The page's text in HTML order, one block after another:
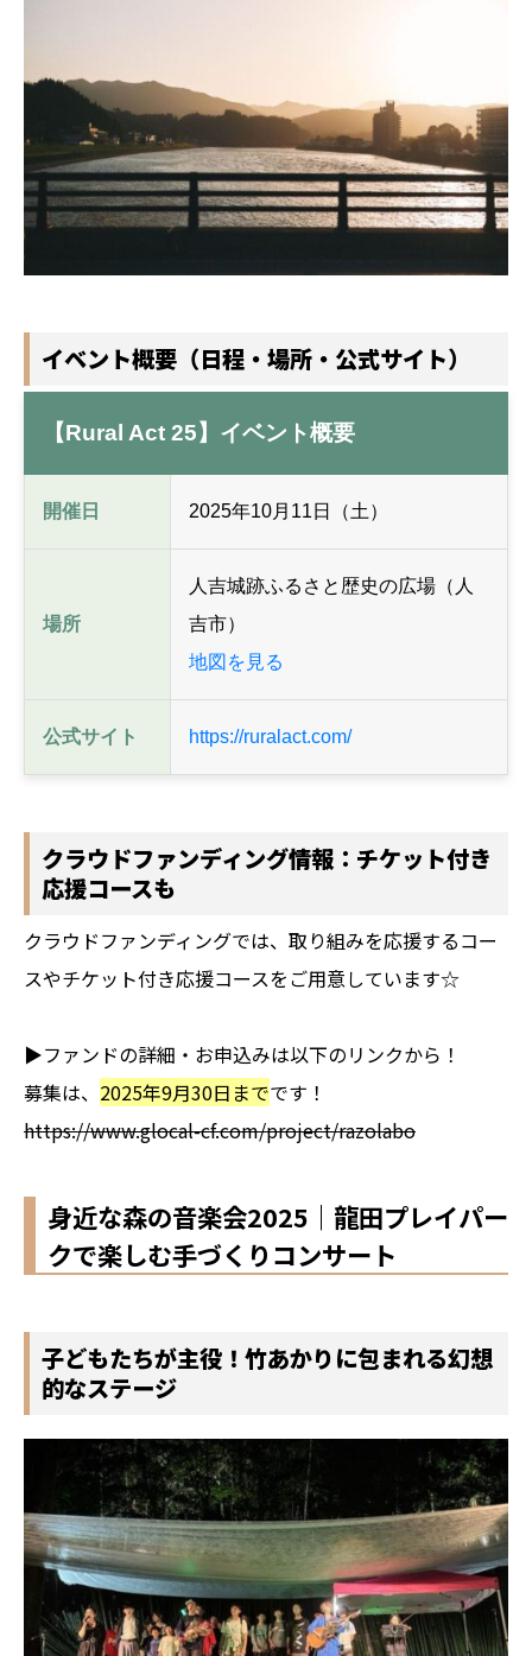
イベント概要（日程・場所・公式サイト）
【Rural Act 25】イベント概要
開催日 2025年10月11日（土）
場所
人吉城跡ふるさと歴史の広場（人
吉市）
地図を見る
公式サイト https://ruralact.com/
クラウドファンディング情報：チケット付き
応援コースも
クラウドファンディングでは、取り組みを応援するコー
スやチケット付き応援コースをご用意しています☆
▶ファンドの詳細・お申込みは以下のリンクから！
募集は、 2025年9月30日までです！
https://www.glocal-cf.com/project/razolabo
身近な森の音楽会2025｜龍田プレイパー
クで楽しむ手づくりコンサート
子どもたちが主役！竹あかりに包まれる幻想
的なステージ